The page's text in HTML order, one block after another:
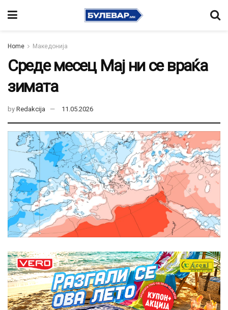
Home Македонија
Среде месец Мај ни се враќа
зимата
by Redakcija 11.05.2026